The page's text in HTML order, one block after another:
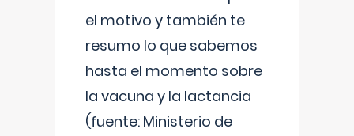
el motivo y también te
resumo lo que sabemos
hasta el momento sobre
la vacuna y la lactancia
(fuente: Ministerio de